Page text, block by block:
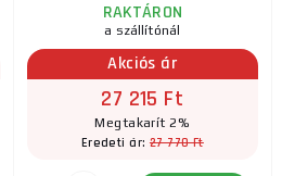
RAKTÁRON
a szállítónál
Akciós ár
27 215 Ft
Megtakarít 2%
Eredeti ár: 27 770 Ft